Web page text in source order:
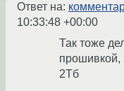
Ответ на:
10:33:48 +00:00
Так тоже
прошивкой,
2Тб